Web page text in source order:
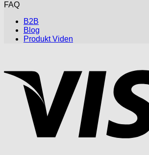
FAQ
B2B
Blog
Produkt Viden